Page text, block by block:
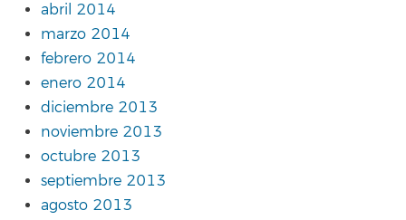
abril 2014
marzo 2014
febrero 2014
enero 2014
diciembre 2013
noviembre 2013
octubre 2013
septiembre 2013
agosto 2013